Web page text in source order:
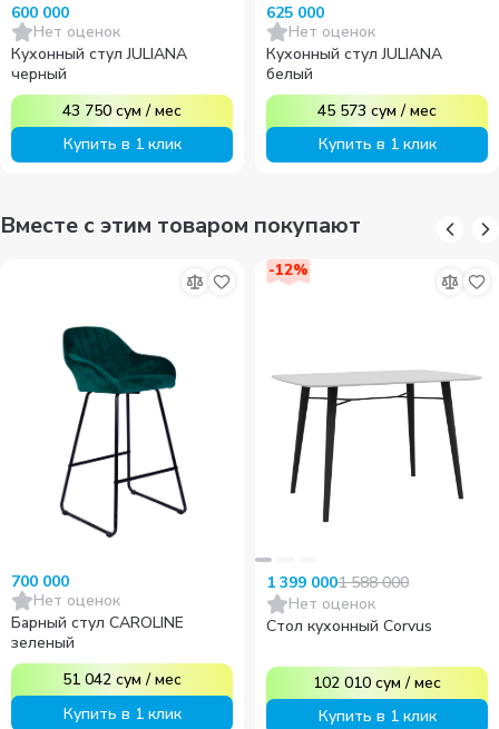
600 000
Нет оценок
Кухонный стул JULIANA
черный
43 750 сум /мес
Купить в 1 клик
625 000
Нет оценок
Кухонный стул JULIANA
белый
45 573 сум /мес
Купить в 1 клик
Вместе с этим товаром покупают
700 000
Нет оценок
Барный стул CAROLINE
зеленый
51 042 сум /мес
Купить в 1 клик
-12%
1 399 0001 588 000
Нет оценок
Стол кухонный Corvus
102 010 сум /мес
Купить в 1 клик